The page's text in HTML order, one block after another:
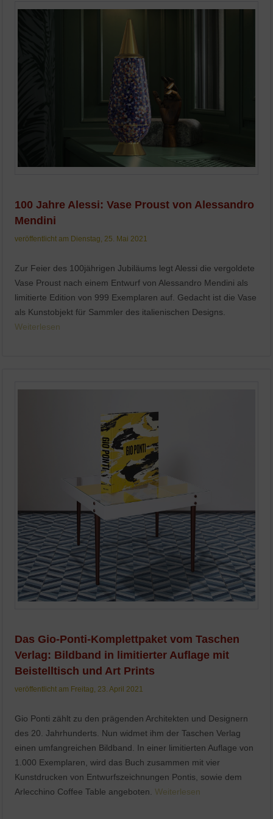
100 Jahre Alessi: Vase Proust von Alessandro
Mendini
veröffentlicht am Dienstag, 25. Mai 2021
Zur Feier des 100jährigen Jubiläums legt Alessi die vergoldete
Vase Proust nach einem Entwurf von Alessandro Mendini als
limitierte Edition von 999 Exemplaren auf. Gedacht ist die Vase
als Kunstobjekt für Sammler des italienischen Designs.
Weiterlesen
Das Gio-Ponti-Komplettpaket vom Taschen
Verlag: Bildband in limitierter Auflage mit
Beistelltisch und Art Prints
veröffentlicht am Freitag, 23. April 2021
Gio Ponti zählt zu den prägenden Architekten und Designern
des 20. Jahrhunderts. Nun widmet ihm der Taschen Verlag
einen umfangreichen Bildband. In einer limitierten Auflage von
1.000 Exemplaren, wird das Buch zusammen mit vier
Kunstdrucken von Entwurfszeichnungen Pontis, sowie dem
Arlecchino Coffee Table angeboten.Weiterlesen